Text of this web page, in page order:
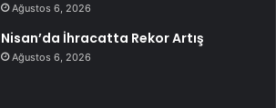
Ağustos 6, 2026
Nisan’da İhracatta Rekor Artış
Ağustos 6, 2026